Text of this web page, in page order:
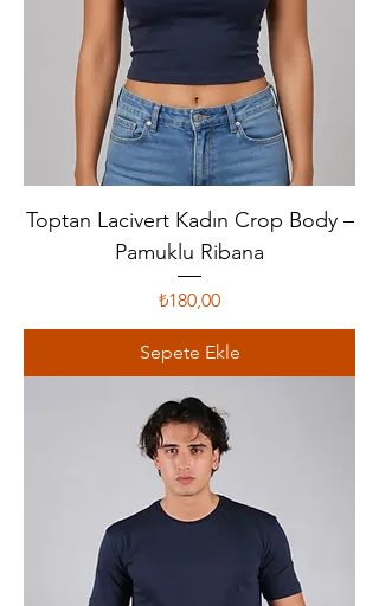
Toptan Lacivert Kadın Crop Body –
Pamuklu Ribana
Fiyat
₺180,00
Sepete Ekle